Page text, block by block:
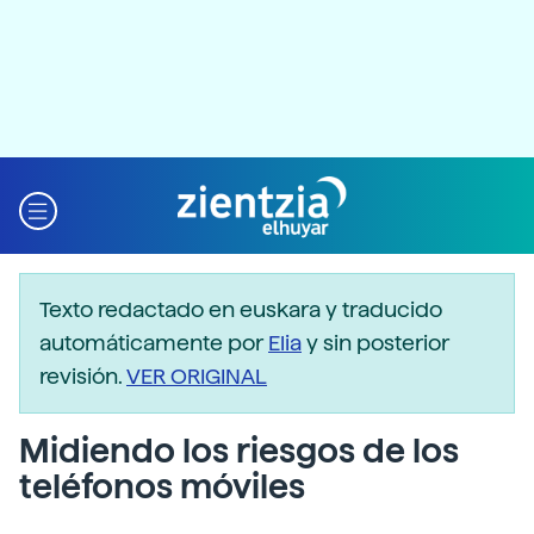
Texto redactado en euskara y traducido
automáticamente porEliay sin posterior
revisión.VER ORIGINAL
Midiendo los riesgos de los
teléfonos móviles